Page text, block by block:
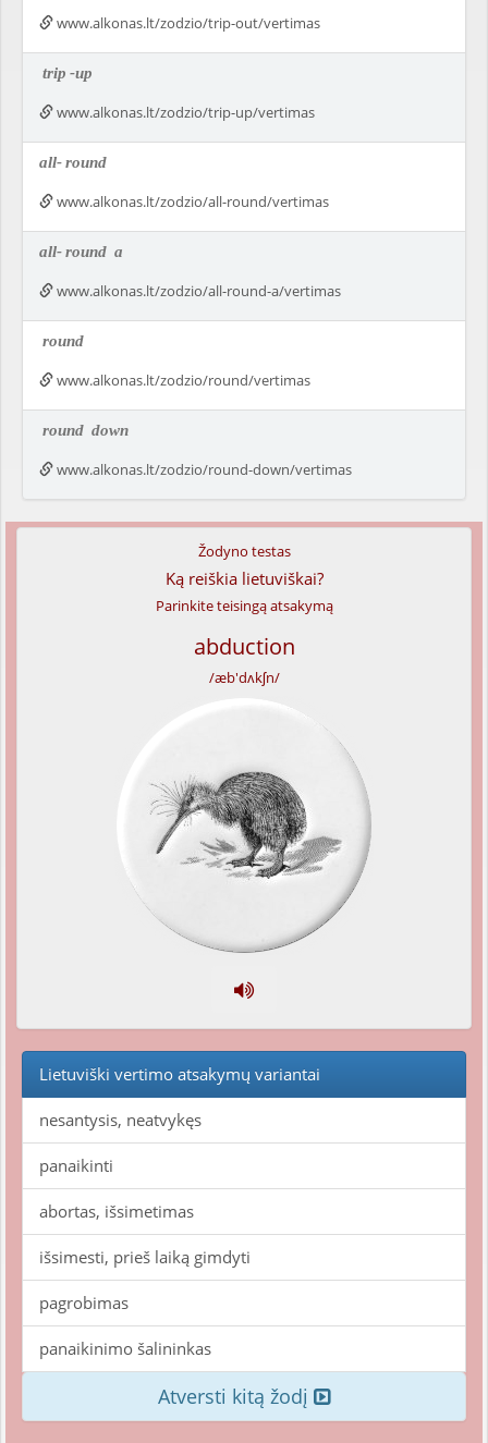
www.alkonas.lt/zodzio/trip-out/vertimas
trip -up
www.alkonas.lt/zodzio/trip-up/vertimas
all-round
www.alkonas.lt/zodzio/all-round/vertimas
all-round a
www.alkonas.lt/zodzio/all-round-a/vertimas
round
www.alkonas.lt/zodzio/round/vertimas
round down
www.alkonas.lt/zodzio/round-down/vertimas
Žodyno testas
Ką reiškia lietuviškai?
Parinkite teisingą atsakymą
abduction
/æb'dʌkʃn/
Lietuviški vertimo atsakymų variantai
nesantysis, neatvykęs
panaikinti
abortas, išsimetimas
išsimesti, prieš laiką gimdyti
pagrobimas
panaikinimo šalininkas
Atversti kitą žodį